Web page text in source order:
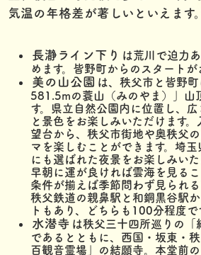
気温の年格差が著しいといえます。
長瀞ライン下り は荒川で迫力
めます。皆野町からのスタートが
美の山公園 は、秩父市と皆野
581.5mの蓑山（みのやま）」山
す。県立自然公園内に位置し、
と景色をお楽しみいただけます
望台から、秩父市街地や奥秩父
マを楽しむことができます。埼
にも選ばれた夜景をお楽しみい
早朝に運が良ければ雲海を見る
条件が揃えば季節問わず見られる
秩父鉄道の親鼻駅と和銅黒谷駅
トもあり、どちらも100分程度で
水潜寺 は秩父三十四所巡りの「
であるとともに、西国・坂東・
百観音霊場」の結願寺。本堂前